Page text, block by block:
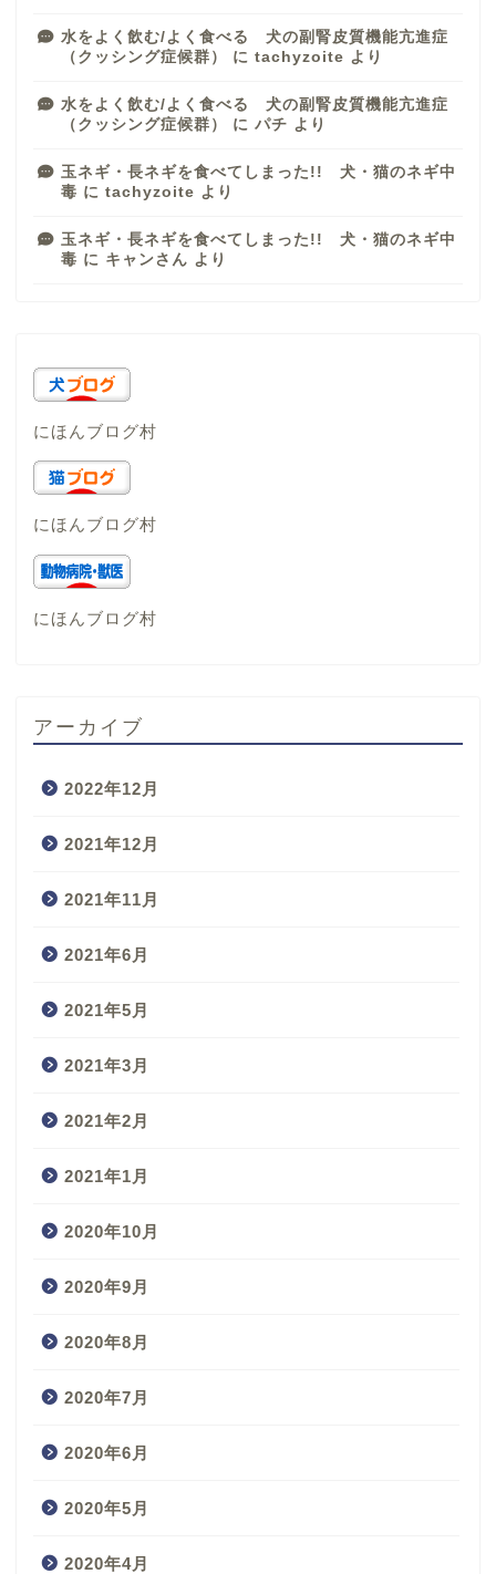
水をよく飲む/よく食べる 犬の副腎皮質機能亢進症
（クッシング症候群）
に tachyzoite より
水をよく飲む/よく食べる 犬の副腎皮質機能亢進症
（クッシング症候群）
に パチ より
玉ネギ・長ネギを食べてしまった!! 犬・猫のネギ中
毒 に tachyzoite より
玉ネギ・長ネギを食べてしまった!! 犬・猫のネギ中
毒 に キャンさん より
にほんブログ村
にほんブログ村
にほんブログ村
アーカイブ
2022年12月
2021年12月
2021年11月
2021年6月
2021年5月
2021年3月
2021年2月
2021年1月
2020年10月
2020年9月
2020年8月
2020年7月
2020年6月
2020年5月
2020年4月